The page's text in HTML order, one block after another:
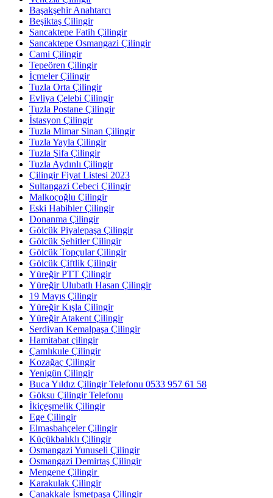
Başakşehir Anahtarcı
Beşiktaş Çilingir
Sancaktepe Fatih Çilingir
Sancaktepe Osmangazi Çilingir
Cami Çilingir
Tepeören Çilingir
İçmeler Çilingir
Tuzla Orta Çilingir
Evliya Çelebi Çilingir
Tuzla Postane Çilingir
İstasyon Çilingir
Tuzla Mimar Sinan Çilingir
Tuzla Yayla Çilingir
Tuzla Şifa Çilingir
Tuzla Aydınlı Çilingir
Çilingir Fiyat Listesi 2023
Sultangazi Cebeci Çilingir
Malkoçoğlu Çilingir
Eski Habibler Çilingir
Donanma Çilingir
Gölcük Piyalepaşa Çilingir
Gölcük Şehitler Çilingir
Gölcük Topçular Çilingir
Gölcük Çiftlik Çilingir
Yüreğir PTT Çilingir
Yüreğir Ulubatlı Hasan Çilingir
19 Mayıs Çilingir
Yüreğir Kışla Çilingir
Yüreğir Atakent Çilingir
Serdivan Kemalpaşa Çilingir
Hamitabat çilingir
Çamlıkule Çilingir
Kozağaç Çilingir
Yenigün Çilingir
Buca Yıldız Çilingir Telefonu 0533 957 61 58
Göksu Çilingir Telefonu
İkiçeşmelik Çilingir
Ege Çilingir
Elmasbahçeler Çilingir
Küçükbalıklı Çilingir
Osmangazi Yunuseli Çilingir
Osmangazi Demirtaş Çilingir
Mengene Çilingir
Karakulak Çilingir
Çanakkale İsmetpaşa Çilingir